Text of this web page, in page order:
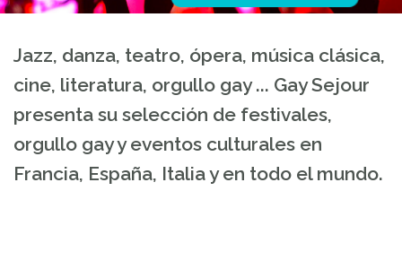
Jazz, danza, teatro, ópera, música clásica,
cine, literatura, orgullo gay ... Gay Sejour
presenta su selección de festivales,
orgullo gay y eventos culturales en
Francia, España, Italia y en todo el mundo.